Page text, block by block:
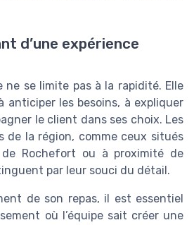
d’une expérience
ne se limite pas à la rapidité. Elle
anticiper les besoins, à expliquer
le client dans ses choix. Les
de la région, comme ceux situés
Rochefort ou à proximité de
par leur souci du détail.
de son repas, il est essentiel
où l’équipe sait créer une